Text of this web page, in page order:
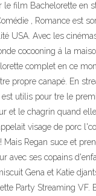
le film Bachelorette en
, Romance est
USA. Avec les
cocooning á la
complet en ce
propre canapé. En
utilis pour tre le
et le chagrin quand
visage de porc
Mais Regan suce et
avec ses copains
Gena et Katie
Party Streaming VF.